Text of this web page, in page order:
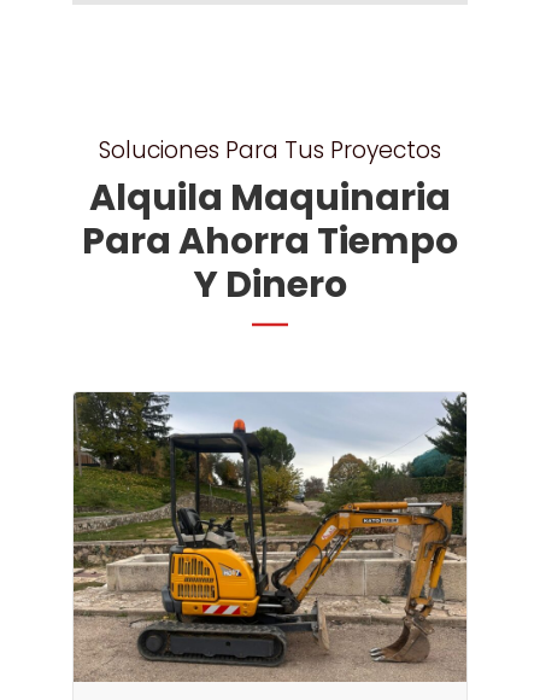
Soluciones Para Tus Proyectos
Alquila Maquinaria
Para Ahorra Tiempo
Y Dinero